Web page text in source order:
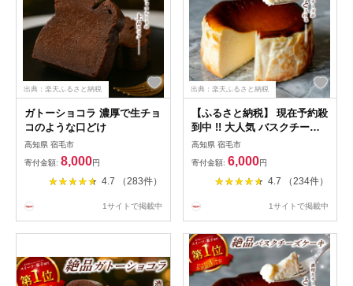
出典：楽天ふるさと納税
ガトーショコラ 濃厚で生チョ
コのような口どけ
高知県 宿毛市
寄付金額: 8,000円
4.7 （283件）
1サイトで掲載中
出典：楽天ふるさと納税
【ふるさと納税】 現在予約殺
到中 !! 大人気 バスクチーズ
ケーキ 定期便 ケーキ スイー
ツ おやつ ギフト 贈り物 濃厚
クリーミー チーズ 絶品 洋菓
子 デザート 人気 手作り お取
ーティー 記念日 バースデー
10000円
高知県 宿毛市
寄付金額: 6,000円
4.7 （234件）
1サイトで掲載中